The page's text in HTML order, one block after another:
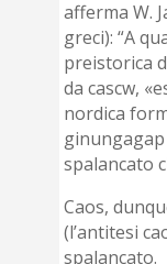
afferma W.
greci): “A
preistorica
da cascw,
nordica
ginungagap
spalancato
Caos,
(l’antitesi
spalancato.